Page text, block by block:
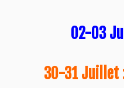
02-03
30-31 Juillet